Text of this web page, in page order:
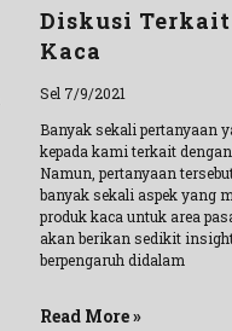
Diskusi Terkait
Kaca
Sel 7/9/2021
Banyak sekali pertanyaan
kepada kami terkait
Namun, pertanyaan
banyak sekali aspek yang
produk kaca untuk area
akan berikan sedikit
berpengaruh didalam
Read More »